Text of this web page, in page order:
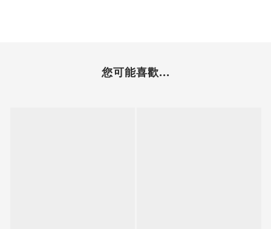
您可能喜歡...